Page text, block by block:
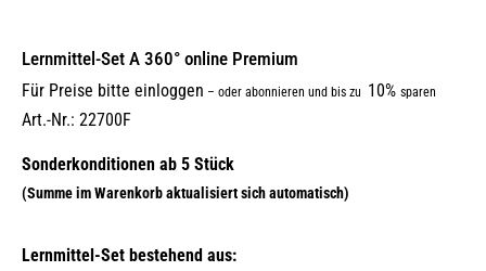
Lernmittel-Set A 360° online Premium
Für Preise bitte einloggen – oder abonnieren und bis zu 10% sparen
Art.-Nr.: 22700F
Lernmittel-Set bestehend aus: